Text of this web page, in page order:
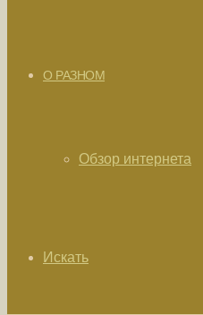
О РАЗНОМ
Обзор интернета
Искать